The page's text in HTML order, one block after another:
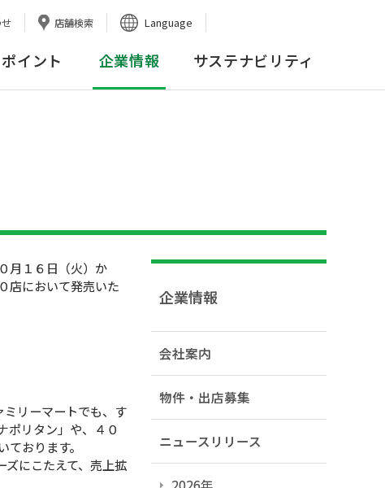
店舗検索 Language
イント 企業情報 サステナビリティ
月１６日（火）か
店において発売いた
リーマートでも、す
ポリタン」や、４０
おります。
にこたえて、売上拡
企業情報
会社案内
物件・出店募集
ニュースリリース